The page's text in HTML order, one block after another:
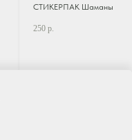
СТИКЕРПАК Шаманы
250 р.